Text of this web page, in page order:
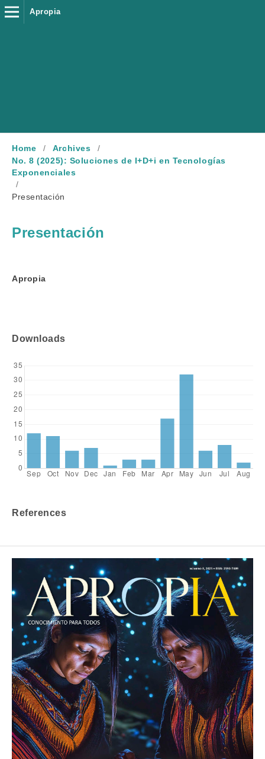
Apropia
Home / Archives
/
No. 8 (2025): Soluciones de I+D+i en Tecnologías
Exponenciales
/
Presentación
Presentación
Apropia
Downloads
References